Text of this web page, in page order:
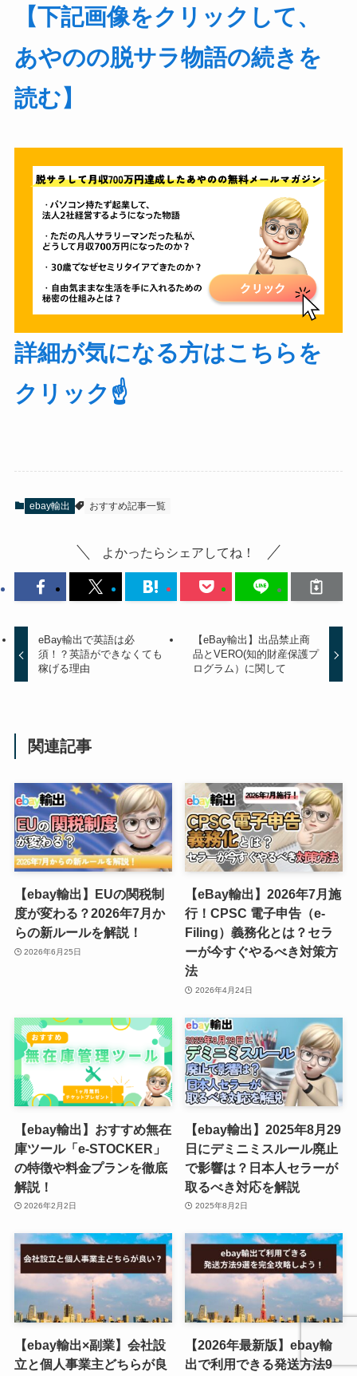
【下記画像をクリックして、
あやのの脱サラ物語の続きを
読む】
詳細が気になる方はこちらを
クリック☝️
ebay輸出 おすすめ記事一覧
よかったらシェアしてね！
eBay輸出で英語は必
須！？英語ができなくても
稼げる理由
【eBay輸出】出品禁止商
品とVERO(知的財産保護プ
ログラム）に関して
関連記事
【ebay輸出】EUの関税制
度が変わる？2026年7月か
らの新ルールを解説！
2026年6月25日
【eBay輸出】2026年7月施
行！CPSC 電子申告（e-
Filing）義務化とは？セラ
ーが今すぐやるべき対策方
法
2026年4月24日
【ebay輸出】おすすめ無在
庫ツール「e-STOCKER」
の特徴や料金プランを徹底
解説！
2026年2月2日
【ebay輸出】2025年8月29
日にデミニミスルール廃止
で影響は？日本人セラーが
取るべき対応を解説
2025年8月2日
【ebay輸出×副業】会社設
立と個人事業主どちらが良
【2026年最新版】ebay輸
出で利用できる発送方法9